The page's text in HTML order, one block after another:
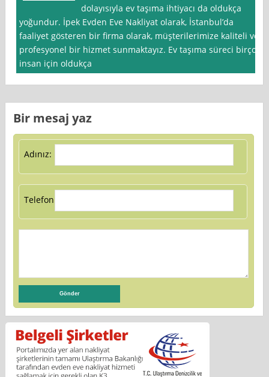
dolayısıyla ev taşıma ihtiyacı da oldukça
yoğundur. İpek Evden Eve Nakliyat olarak, İstanbul’da
faaliyet gösteren bir firma olarak, müşterilerimize kaliteli ve
profesyonel bir hizmet sunmaktayız. Ev taşıma süreci birçok
insan için oldukça
Bir mesaj yaz
Adınız:
Telefon: